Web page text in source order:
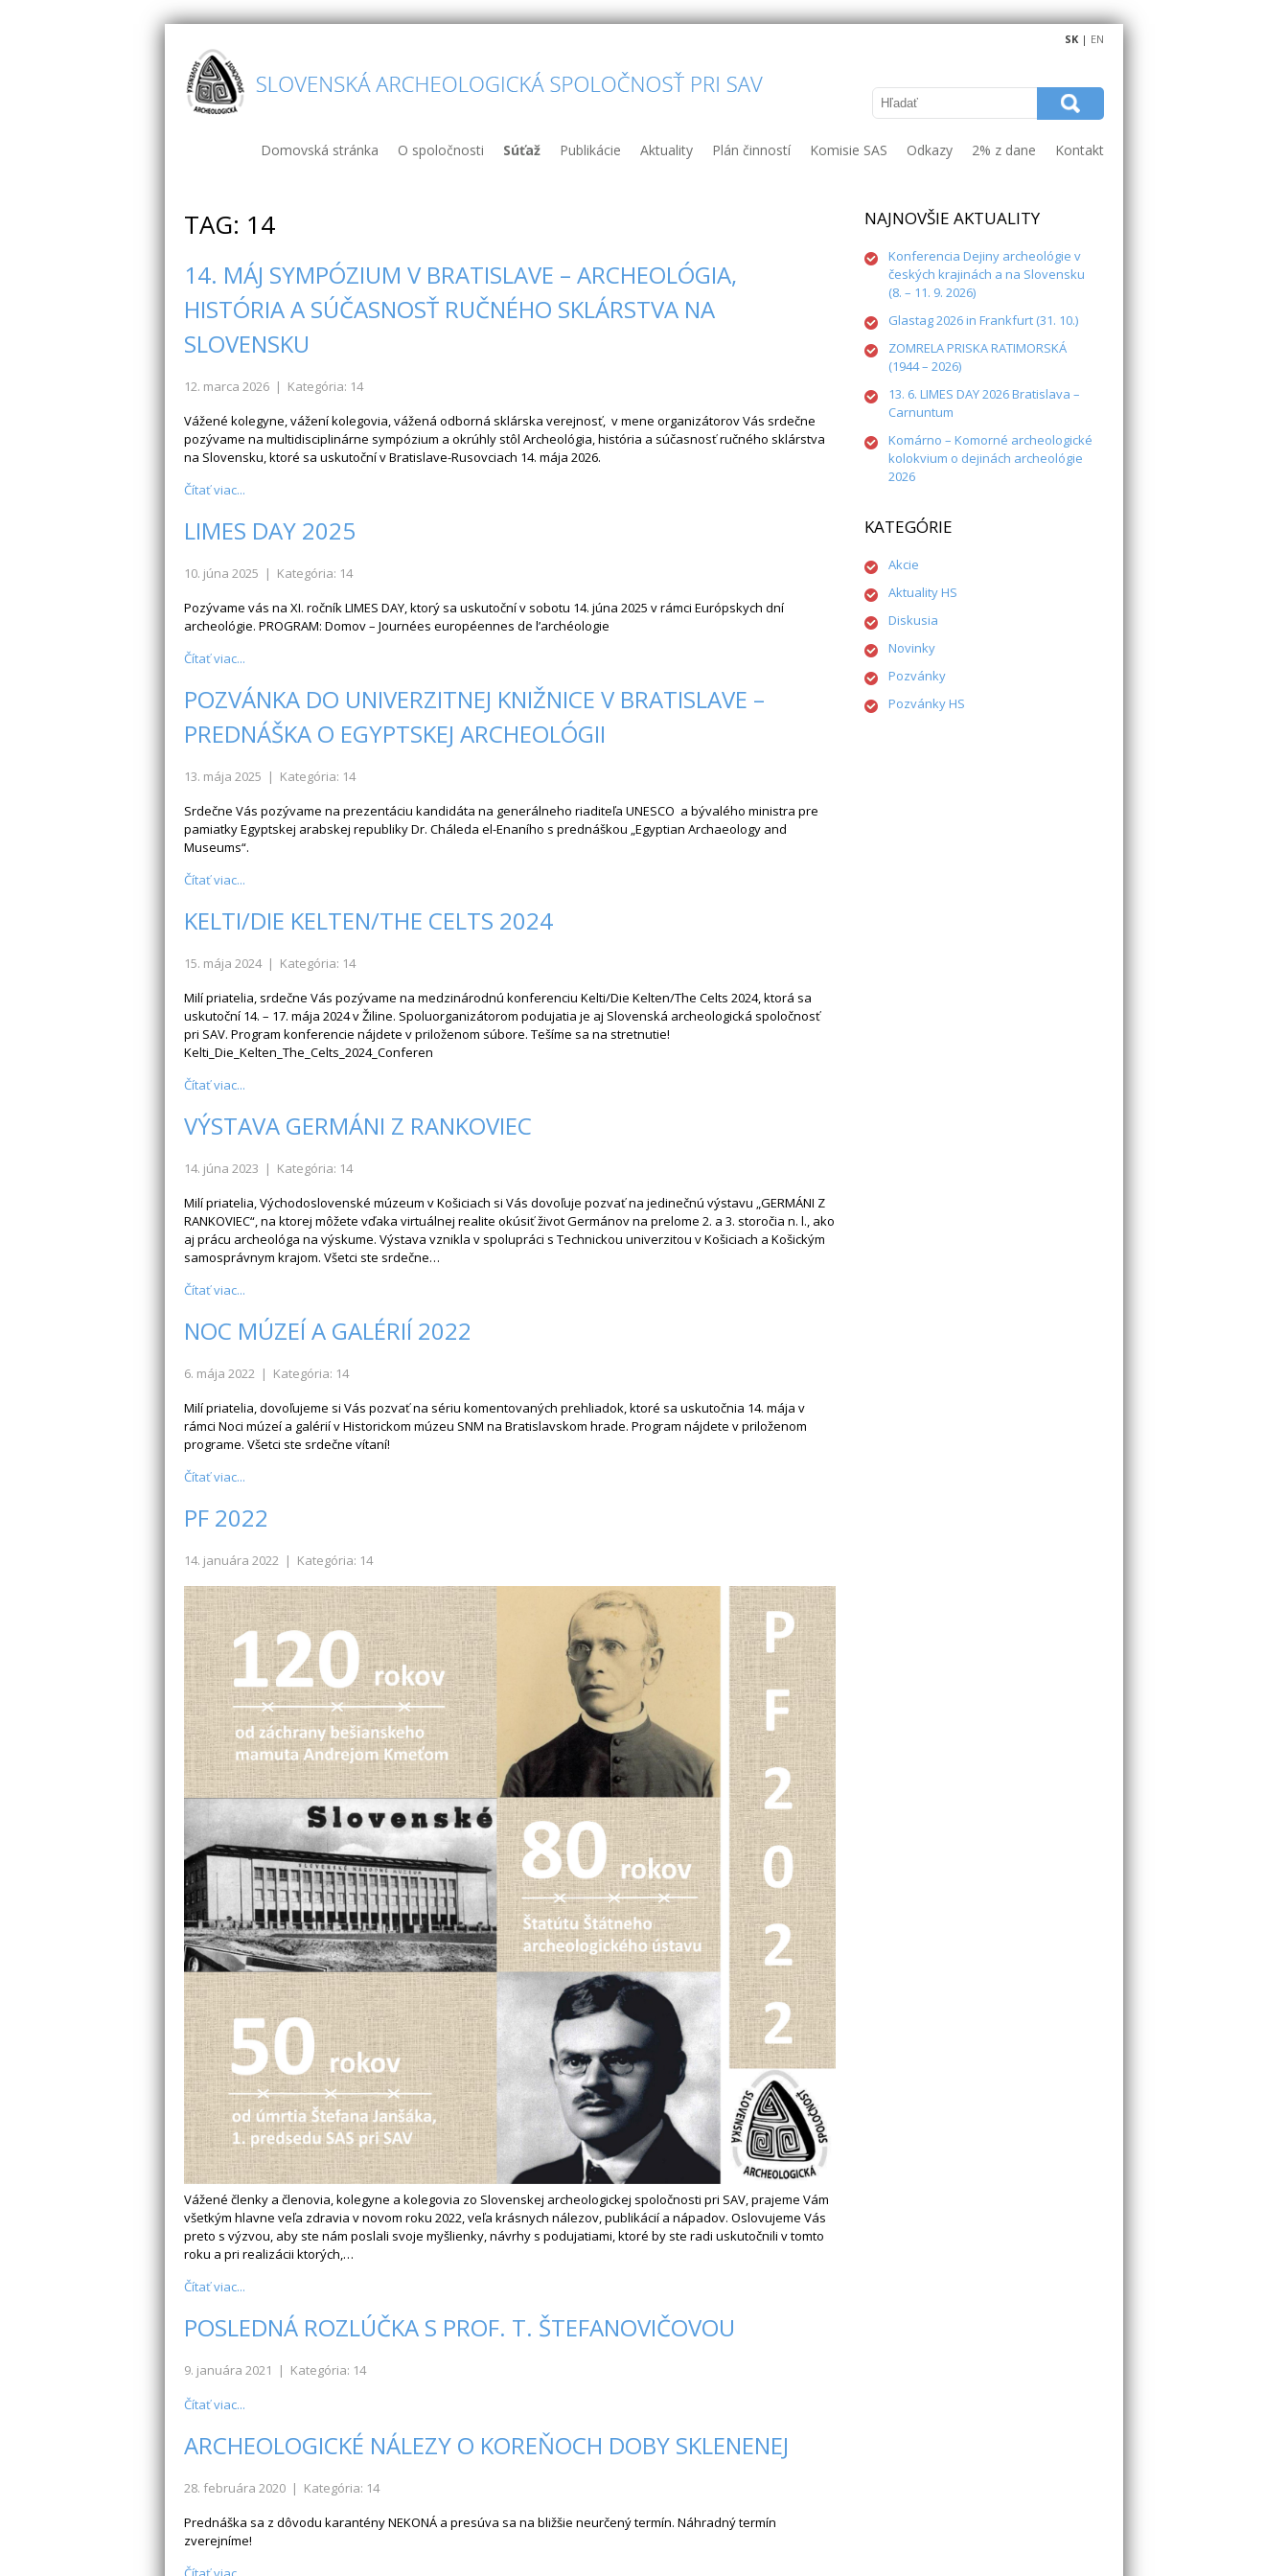
SK | EN
Domovská stránka O spoločnosti Súťaž Publikácie Aktuality Plán činností Komisie SAS Odkazy 2% z dane Kontakt
TAG: 14
14. MÁJ SYMPÓZIUM V BRATISLAVE – ARCHEOLÓGIA,
HISTÓRIA A SÚČASNOSŤ RUČNÉHO SKLÁRSTVA NA
SLOVENSKU
12. marca 2026 | Kategória: 14
Vážené kolegyne, vážení kolegovia, vážená odborná sklárska verejnosť, v mene organizátorov Vás srdečne
pozývame na multidisciplinárne sympózium a okrúhly stôl Archeológia, história a súčasnosť ručného sklárstva
na Slovensku, ktoré sa uskutoční v Bratislave-Rusovciach 14. mája 2026.
Čítať viac...
LIMES DAY 2025
10. júna 2025 | Kategória: 14
Pozývame vás na XI. ročník LIMES DAY, ktorý sa uskutoční v sobotu 14. júna 2025 v rámci Európskych dní
archeológie. PROGRAM: Domov – Journées européennes de l’archéologie
Čítať viac...
POZVÁNKA DO UNIVERZITNEJ KNIŽNICE V BRATISLAVE –
PREDNÁŠKA O EGYPTSKEJ ARCHEOLÓGII
13. mája 2025 | Kategória: 14
Srdečne Vás pozývame na prezentáciu kandidáta na generálneho riaditeľa UNESCO a bývalého ministra pre
pamiatky Egyptskej arabskej republiky Dr. Cháleda el-Enaního s prednáškou „Egyptian Archaeology and
Museums“.
Čítať viac...
KELTI/DIE KELTEN/THE CELTS 2024
15. mája 2024 | Kategória: 14
Milí priatelia, srdečne Vás pozývame na medzinárodnú konferenciu Kelti/Die Kelten/The Celts 2024, ktorá sa
uskutoční 14. – 17. mája 2024 v Žiline. Spoluorganizátorom podujatia je aj Slovenská archeologická spoločnosť
pri SAV. Program konferencie nájdete v priloženom súbore. Tešíme sa na stretnutie!
Kelti_Die_Kelten_The_Celts_2024_Conferen
Čítať viac...
VÝSTAVA GERMÁNI Z RANKOVIEC
14. júna 2023 | Kategória: 14
Milí priatelia, Východoslovenské múzeum v Košiciach si Vás dovoľuje pozvať na jedinečnú výstavu „GERMÁNI Z
RANKOVIEC“, na ktorej môžete vďaka virtuálnej realite okúsiť život Germánov na prelome 2. a 3. storočia n. l., ako
aj prácu archeológa na výskume. Výstava vznikla v spolupráci s Technickou univerzitou v Košiciach a Košickým
samosprávnym krajom. Všetci ste srdečne…
Čítať viac...
NOC MÚZEÍ A GALÉRIÍ 2022
6. mája 2022 | Kategória: 14
Milí priatelia, dovoľujeme si Vás pozvať na sériu komentovaných prehliadok, ktoré sa uskutočnia 14. mája v
rámci Noci múzeí a galérií v Historickom múzeu SNM na Bratislavskom hrade. Program nájdete v priloženom
programe. Všetci ste srdečne vítaní!
Čítať viac...
PF 2022
14. januára 2022 | Kategória: 14
Vážené členky a členovia, kolegyne a kolegovia zo Slovenskej archeologickej spoločnosti pri SAV, prajeme Vám
všetkým hlavne veľa zdravia v novom roku 2022, veľa krásnych nálezov, publikácií a nápadov. Oslovujeme Vás
preto s výzvou, aby ste nám poslali svoje myšlienky, návrhy s podujatiami, ktoré by ste radi uskutočnili v tomto
roku a pri realizácii ktorých,…
Čítať viac...
POSLEDNÁ ROZLÚČKA S PROF. T. ŠTEFANOVIČOVOU
9. januára 2021
| Kategória: 14
Čítať viac...
ARCHEOLOGICKÉ NÁLEZY O KOREŇOCH DOBY SKLENENEJ
28. februára 2020 | Kategória: 14
Prednáška sa z dôvodu karantény NEKONÁ a presúva sa na bližšie neurčený termín. Náhradný termín
zverejníme!
NAJNOVŠIE AKTUALITY
Konferencia Dejiny archeológie v
českých krajinách a na Slovensku
(8. – 11. 9. 2026)
Glastag 2026 in Frankfurt (31. 10.)
ZOMRELA PRISKA RATIMORSKÁ
(1944 – 2026)
13. 6. LIMES DAY 2026 Bratislava –
Carnuntum
Komárno – Komorné archeologické
kolokvium o dejinách archeológie
2026
KATEGÓRIE
Akcie
Aktuality HS
Diskusia
Novinky
Pozvánky
Pozvánky HS